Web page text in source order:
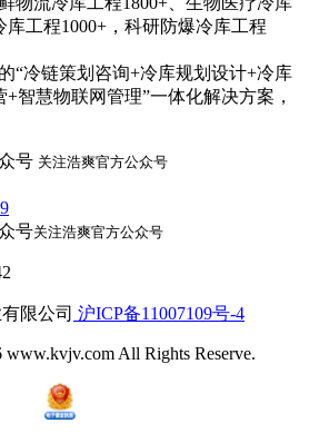
库工程1000+，科研防爆冷库工程
“冷链策划咨询+冷库规划设计+冷库
智慧物联网管理”一体化解决方案，
关注浩爽官方公众号
关注浩爽官方公众号
限公司 沪ICP备11007109号-4
www.kvjv.com All Rights Reserve.